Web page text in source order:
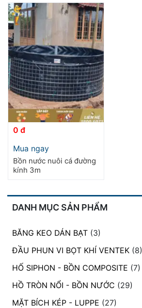
Ventek
Hướng
dẫn
lắp
đặt
Quy
định
Blog
chia
sẻ
hệ
DANH MỤC SẢN PHẨM
BĂNG KEO DÁN BẠT (3)
ĐẦU PHUN VI BỌT KHÍ VENTEK (8)
HỐ SIPHON - BỒN COMPOSITE (7)
HỒ TRÒN NỔI - BỒN NƯỚC (29)
MẶT BÍCH KÉP - LUPPE (27)
0 đ
Mua ngayphẩm
này
biến
thể.
Các
chọn
có
được
chọn
trên
trang
Bồn nước nuôi cá đường
kính 3m